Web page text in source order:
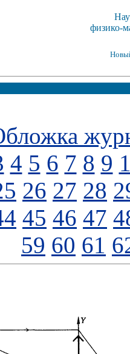
физико-
4 5 6 7 8 9
26 27 28
45 46 47
59 60 61